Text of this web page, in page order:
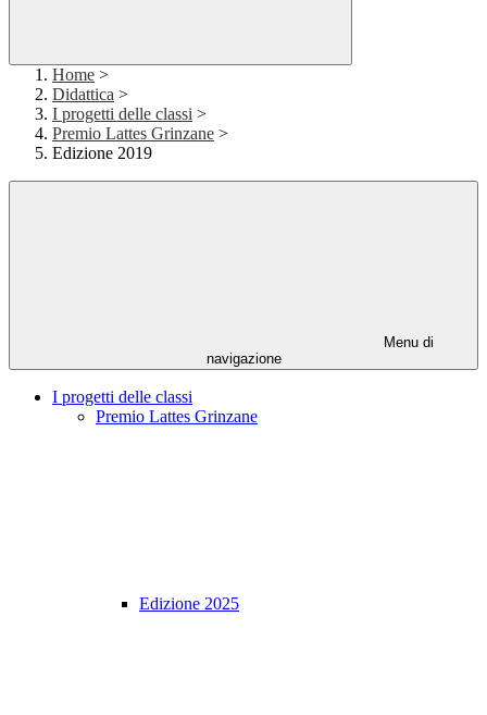
Home >
Didattica >
I progetti delle classi >
Premio Lattes Grinzane >
Edizione 2019
Menu di
navigazione
I progetti delle classi
Premio Lattes Grinzane
Edizione 2025